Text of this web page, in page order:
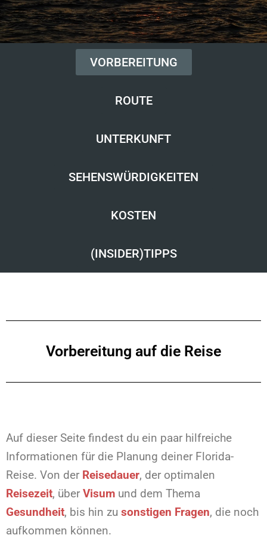
VORBEREITUNG
ROUTE
UNTERKUNFT
SEHENSWÜRDIGKEITEN
KOSTEN
(INSIDER)TIPPS
Vorbereitung auf die Reise
Auf dieser Seite findest du ein paar hilfreiche
Informationen für die Planung deiner Florida-
Reise. Von der Reisedauer, der optimalen
Reisezeit, über Visum und dem Thema
Gesundheit, bis hin zu sonstigen Fragen, die noch
aufkommen können.